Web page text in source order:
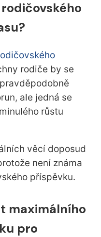
rodiče by se
ale jedná se
růstu
věcí doposud
není známa
příspěvku.
maximálního
pro